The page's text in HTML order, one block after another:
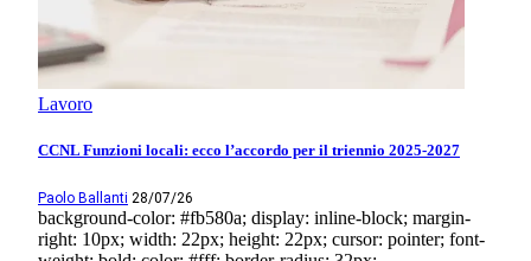
Lavoro
CCNL Funzioni locali: ecco l’accordo per il triennio 2025-2027
Paolo Ballanti 28/07/26
background-color: #fb580a; display: inline-block; margin-
right: 10px; width: 22px; height: 22px; cursor: pointer; font-